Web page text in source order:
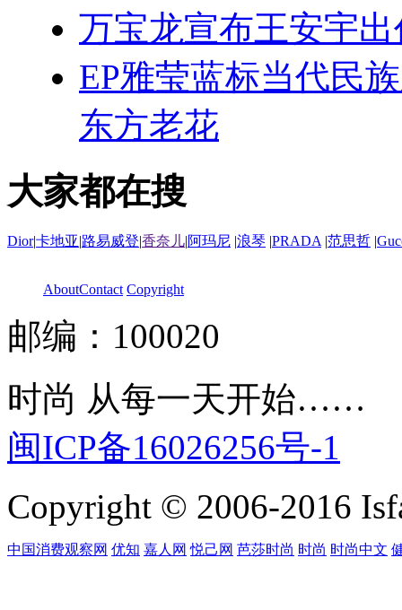
万宝龙宣布王安宇
EP雅莹蓝标当代民
东方老花
大家都在搜
Dior|卡地亚|路易威登|香奈儿|阿玛尼 |浪琴 |PRADA |范思哲 |
AboutContact Copyright
邮编：100020
时尚 从每一天开始……
闽ICP备16026256号-1
Copyright © 2006-2016
中国消费观察网 优知 嘉人网 悦己网 芭莎时尚 时尚 时尚中文